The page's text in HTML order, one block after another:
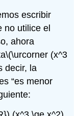
escribir
no utilice el
ahora
\(\urcorner (x^3
decir, la
“es menor